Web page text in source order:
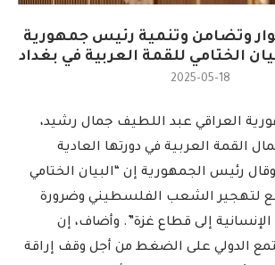
وتضامن وتنمية رئيس جمهورية
الختامي للقمة العربية في بغداد
2025-05-18
العراقي عبد اللطيف جمال رشيد،
القمة العربية في دورتها العادية
وقال رئيس الجمهورية إن “البيان الختامي
لتهجير الشعب الفلسطيني وضرورة
إلى قطاع غزة”. وأضاف، إن
الدولي على الضغط من أجل وقف إراقة